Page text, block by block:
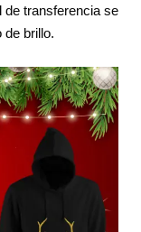
de transferencia se
de brillo.